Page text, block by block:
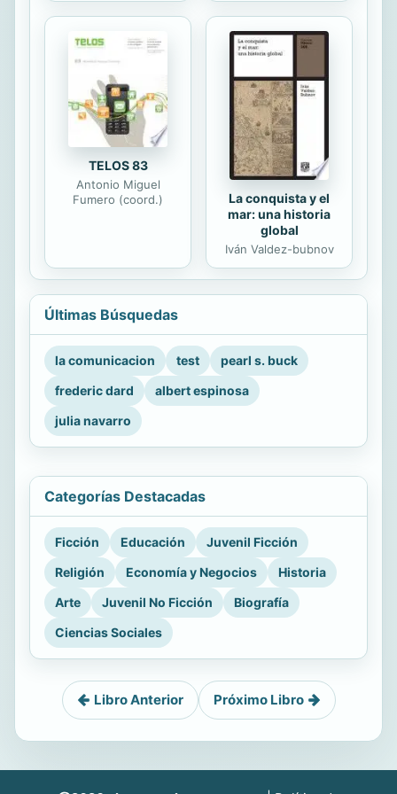
TELOS 83
Antonio Miguel
Fumero (coord.)
La conquista y el
mar: una historia
global
Iván Valdez-bubnov
Últimas Búsquedas
la comunicacion test
pearl s. buck
frederic dard
albert espinosa
julia navarro
Categorías Destacadas
Ficción Educación
Juvenil Ficción
Religión
Economía y Negocios
Historia
Arte
Juvenil No Ficción
Biografía
Ciencias Sociales
Libro Anterior Próximo Libro